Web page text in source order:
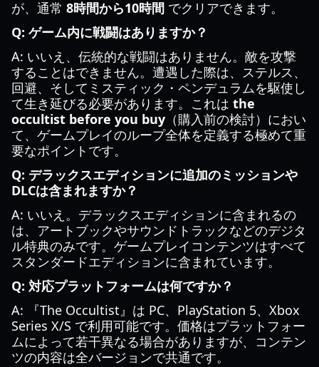
が、通常 8時間から10時間 でクリアできます。
Q: ゲーム内に戦闘はありますか？
A: いいえ、伝統的な戦闘はありません。敵を攻撃
することはできません。遭遇した際は、ステルス、
回避、そしてミスティック・ペンデュラムを駆使し
て生き延びる必要があります。これは the
occultist before you buy （購入前の検討）におい
て、ゲームプレイのループ全体を定義する極めて重
要なポイントです。
Q: デラックスエディションに追加のミッションや
DLCは含まれますか？
A: いいえ。デラックスエディションに含まれるの
は、アートブックやサウンドトラックなどのデジタ
ル特典のみです。ゲームプレイコンテンツはすべて
スタンダードエディションに含まれています。
Q: 対応プラットフォームは何ですか？
A: 『The Occultist』は PC、PlayStation 5、Xbox
Series X/S で利用可能です。価格はプラットフォー
ムによって若干異なる場合がありますが、コンテン
ツの内容は全バージョンで共通です。